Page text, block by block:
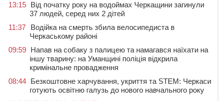
13:15 Від початку року на водоймах Черкащини загинули
37 людей, серед них 2 дітей
11:37
Водійка на смерть збила велосипедиста в
Черкаському районі
09:59 Напав на собаку з палицею та намагався наїхати на
іншу тварину: на Уманщині поліція відкрила
кримінальне провадження
08:44 Безкоштовне харчування, укриття та STEM: Черкаси
готують освітню галузь до нового навчального року